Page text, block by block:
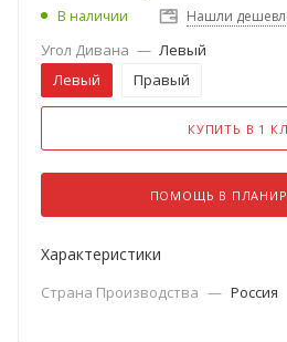
В наличии
Нашли
Угол Дивана — Левый
Левый
Правый
КУПИТЬ В 1
ПОМОЩЬ В
Характеристики
Страна Производства — Россия